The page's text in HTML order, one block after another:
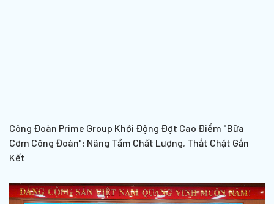
Công Đoàn Prime Group Khởi Động Đợt Cao Điểm "Bữa
Cơm Công Đoàn": Nâng Tầm Chất Lượng, Thắt Chặt Gắn
Kết